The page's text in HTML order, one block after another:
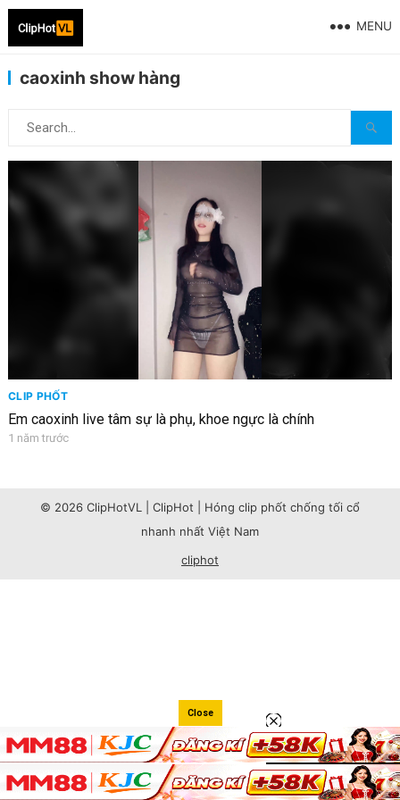
MENU
caoxinh show hàng
CLIP PHỐT
Em caoxinh live tâm sự là phụ, khoe ngực là chính
1 năm trước
© 2026 ClipHotVL | ClipHot | Hóng clip phốt chống tối cổ
nhanh nhất Việt Nam
cliphot
Close